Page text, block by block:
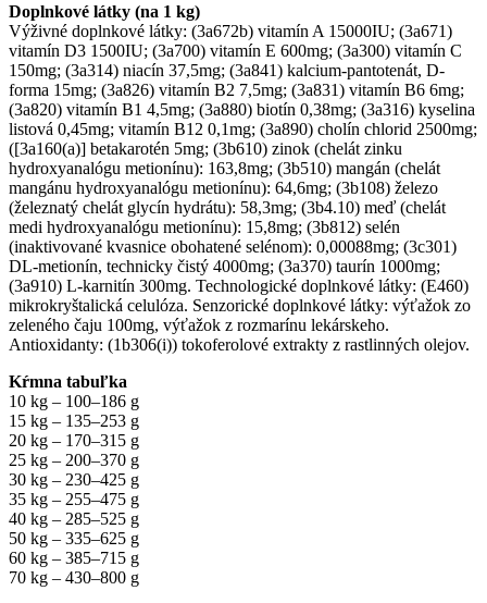
Doplnkové látky (na 1 kg)
Výživné doplnkové látky: (3a672b) vitamín A 15000IU; (3a671)
vitamín D3 1500IU; (3a700) vitamín E 600mg; (3a300) vitamín C
150mg; (3a314) niacín 37,5mg; (3a841) kalcium-pantotenát, D-
forma 15mg; (3a826) vitamín B2 7,5mg; (3a831) vitamín B6 6mg;
(3a820) vitamín B1 4,5mg; (3a880) biotín 0,38mg; (3a316) kyselina
listová 0,45mg; vitamín B12 0,1mg; (3a890) cholín chlorid 2500mg;
([3a160(a)] betakarotén 5mg; (3b610) zinok (chelát zinku
hydroxyanalógu metionínu): 163,8mg; (3b510) mangán (chelát
mangánu hydroxyanalógu metionínu): 64,6mg; (3b108) železo
(železnatý chelát glycín hydrátu): 58,3mg; (3b4.10) meď (chelát
medi hydroxyanalógu metionínu): 15,8mg; (3b812) selén
(inaktivované kvasnice obohatené selénom): 0,00088mg; (3c301)
DL-metionín, technicky čistý 4000mg; (3a370) taurín 1000mg;
(3a910) L-karnitín 300mg. Technologické doplnkové látky: (E460)
mikrokryštalická celulóza. Senzorické doplnkové látky: výťažok zo
zeleného čaju 100mg, výťažok z rozmarínu lekárskeho.
Antioxidanty: (1b306(i)) tokoferolové extrakty z rastlinných olejov.
Kŕmna tabuľka
10 kg – 100–186 g
15 kg – 135–253 g
20 kg – 170–315 g
25 kg – 200–370 g
30 kg – 230–425 g
35 kg – 255–475 g
40 kg – 285–525 g
50 kg – 335–625 g
60 kg – 385–715 g
70 kg – 430–800 g